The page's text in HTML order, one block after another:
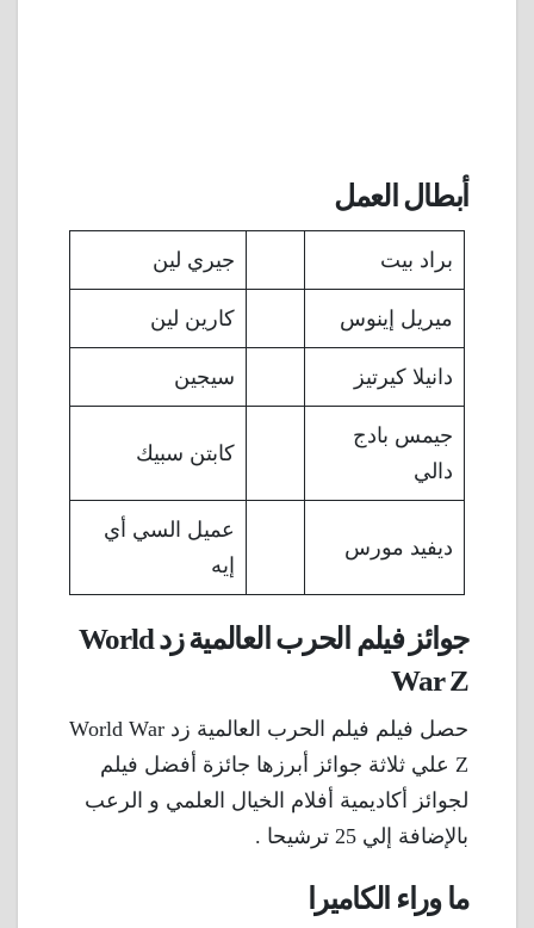
أبطال العمل
براد بيت جيري لين
ميريل إينوس كارين لين
دانيلا كيرتيز سيجين
جيمس بادج
دالي
كابتن سبيك
ديفيد مورس
عميل السي أي
إيه
جوائز فيلم الحرب العالمية زد World
War Z
حصل فيلم فيلم الحرب العالمية زد World War
Z علي ثلاثة جوائز أبرزها جائزة أفضل فيلم
لجوائز أكاديمية أفلام الخيال العلمي و الرعب
بالإضافة إلي 25 ترشيحا .
ما وراء الكاميرا